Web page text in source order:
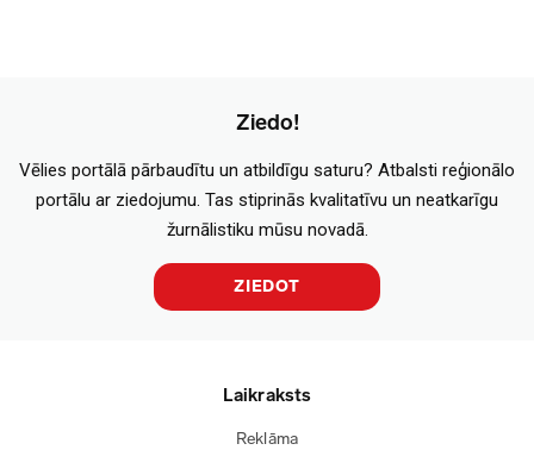
Ziedo!
Vēlies portālā pārbaudītu un atbildīgu saturu? Atbalsti reģionālo
portālu ar ziedojumu. Tas stiprinās kvalitatīvu un neatkarīgu
žurnālistiku mūsu novadā.
ZIEDOT
Laikraksts
Reklāma